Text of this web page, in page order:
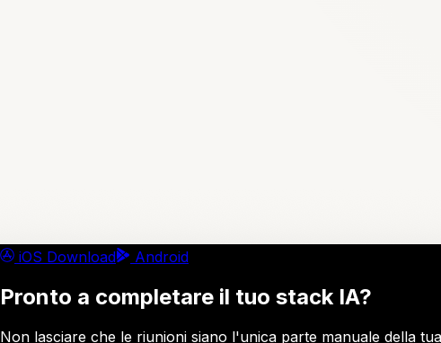
iOS Download Android
Pronto a completare il tuo stack IA?
Non lasciare che le riunioni siano l'unica parte manuale della